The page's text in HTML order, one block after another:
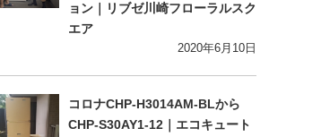
ョン｜リブゼ川崎フローラルスク
エア
2020年6月10日
コロナCHP-H3014AM-BLから
CHP-S30AY1-12｜エコキュート